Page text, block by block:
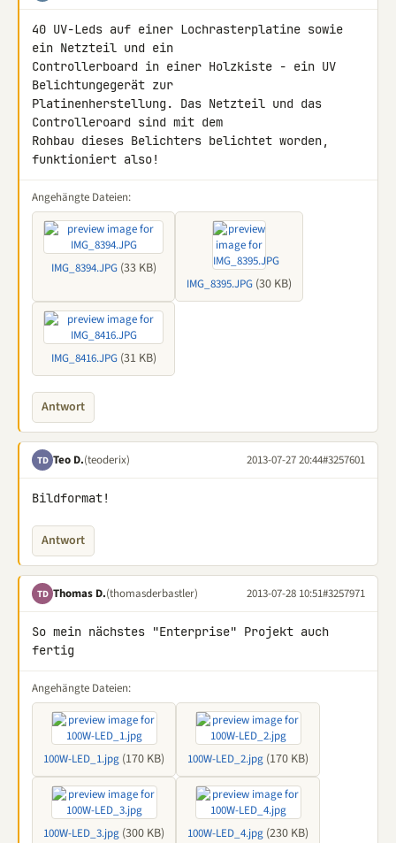
40 UV-Leds auf einer Lochrasterplatine sowie
ein Netzteil und ein
Controllerboard in einer Holzkiste - ein UV
Belichtungegerät zur
Platinenherstellung. Das Netzteil und das
Controlleroard sind mit dem
Rohbau dieses Belichters belichtet worden,
funktioniert also!
Angehängte Dateien:
IMG_8394.JPG(33 KB)
IMG_8395.JPG (30 KB)
IMG_8416.JPG(31 KB)
Antwort
TD Teo D.(teoderix) 2013-07-27 20:44#3257601
Bildformat!
Antwort
TD Thomas D.(thomasderbastler) 2013-07-28 10:51#3257971
So mein nächstes "Enterprise" Projekt auch
fertig
Angehängte Dateien:
100W-LED_1.jpg (170 KB) 100W-LED_2.jpg (170 KB)
100W-LED_3.jpg (300 KB) 100W-LED_4.jpg (230 KB)